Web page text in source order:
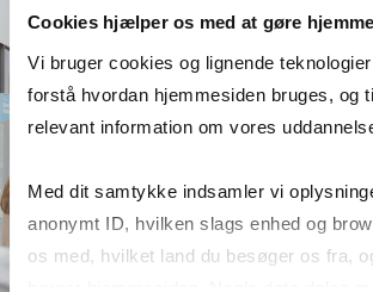
Cookies hjælper os med at gøre
Vi bruger cookies og lignende
forstå hvordan hjemmesiden bruges, og
relevant information om vores
Med dit samtykke indsamler vi
anonymt ID, hvilken slags enhed og
os med, hvilket land du besøger os fra,